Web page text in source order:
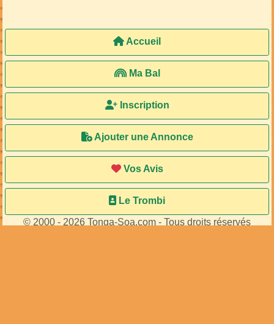
Accueil
Ma Bal
Inscription
Ajouter une Annonce
Vos Avis
Le Trombi
© 2000 - 2026 Tonga-Soa.com - Tous droits réservés